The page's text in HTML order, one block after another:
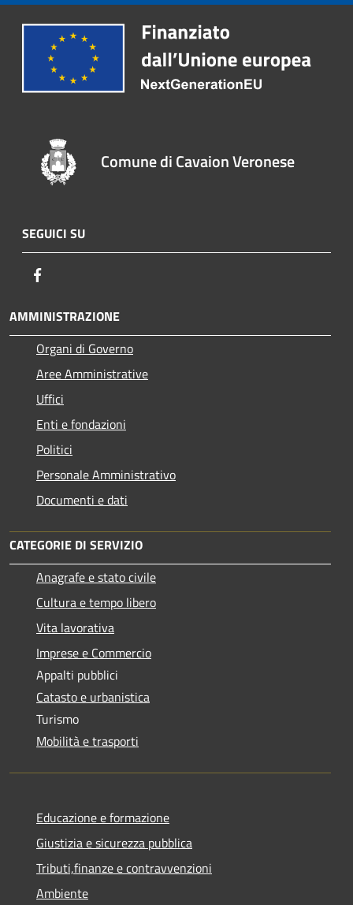
Comune di Cavaion Veronese
SEGUICI SU
AMMINISTRAZIONE
Organi di Governo
Aree Amministrative
Uffici
Enti e fondazioni
Politici
Personale Amministrativo
Documenti e dati
CATEGORIE DI SERVIZIO
Anagrafe e stato civile
Cultura e tempo libero
Vita lavorativa
Imprese e Commercio
Appalti pubblici
Catasto e urbanistica
Turismo
Mobilità e trasporti
Educazione e formazione
Giustizia e sicurezza pubblica
Tributi,finanze e contravvenzioni
Ambiente